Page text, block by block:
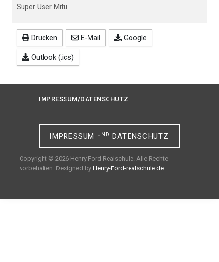
Super User Mitu
Drucken E-Mail Google
Outlook (.ics)
IMPRESSUM/DATENSCHUTZ
IMPRESSUM UND DATENSCHUTZ
Copyright © 2026 Henry Ford Realschule. Alle Rechte
vorbehalten. Designed by Henry-Ford-realschule.de.